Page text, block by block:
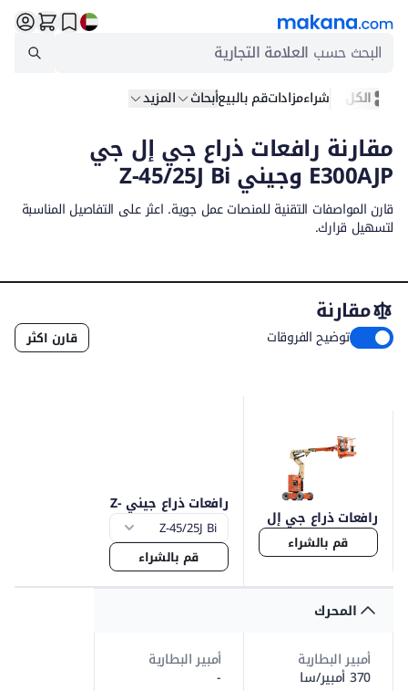
البحث حسب العلامة التجارية
الكل شراءمزاداتقم بالبيعأبحاث المزيد
مقارنة رافعات ذراع جي إل جي
E300AJP وجيني Z-45/25J Bi
قارن المواصفات التقنية للمنصات عمل جوية. اعثر على التفاصيل المناسبة
لتسهيل قرارك.
مقارنة
توضيح الفروقات قارن اكثر
رافعات ذراع جي إل
جي E300 قم بالشراء
رافعات ذراع جيني Z-
45
قم بالشراء
المحرك
أمبير البطارية
370 أمبير/سا
أمبير البطارية
-